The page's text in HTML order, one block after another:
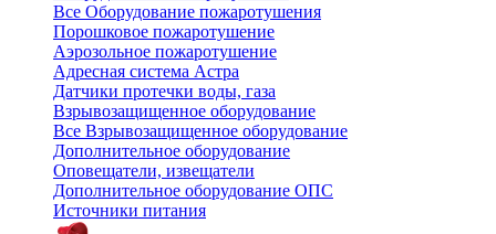
Все Оборудование пожаротушения
Порошковое пожаротушение
Аэрозольное пожаротушение
Адресная система Астра
Датчики протечки воды, газа
Взрывозащищенное оборудование
Все Взрывозащищенное оборудование
Дополнительное оборудование
Оповещатели, извещатели
Дополнительное оборудование ОПС
Источники питания